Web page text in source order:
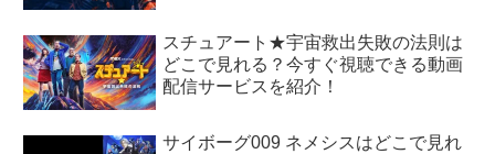
スチュアート★宇宙救出失敗の法則は
どこで見れる？今すぐ視聴できる動画
配信サービスを紹介！
サイボーグ009 ネメシスはどこで見れ